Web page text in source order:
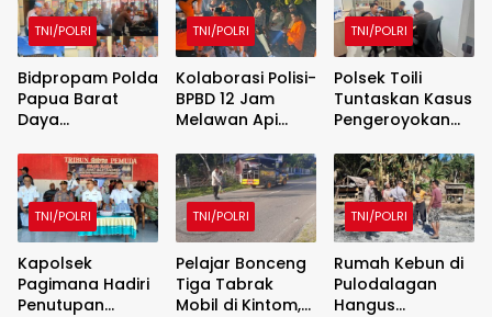
TNI/POLRI
Bidpropam Polda
Papua Barat
Daya
Sidak Pelayanan
Publik jajaran
polres kab.
sorong di Polsek
Salawati
TNI/POLRI
Kolaborasi Polisi-
BPBD 12 Jam
Melawan Api
Bualemo,
Banggai
TNI/POLRI
Polsek Toili
Tuntaskan Kasus
Pengeroyokan
Anak Dibawah
Umur
TNI/POLRI
Kapolsek
Pagimana Hadiri
Penutupan
TNI/POLRI
Pelajar Bonceng
Tiga Tabrak
Mobil di Kintom,
TNI/POLRI
Rumah Kebun di
Pulodalagan
Hangus